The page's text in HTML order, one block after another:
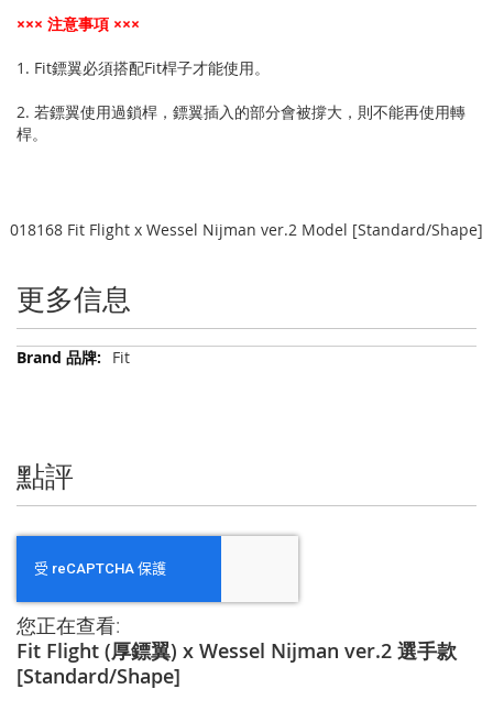
××× 注意事項 ×××
1. Fit鏢翼必須搭配Fit桿子才能使用。
2. 若鏢翼使用過鎖桿，鏢翼插入的部分會被撐大，則不能再使用轉
桿。
018168 Fit Flight x Wessel Nijman ver.2 Model [Standard/Shape]
更多信息
更
Fit
點評
您正在查看:
Fit Flight (厚鏢翼) x Wessel Nijman ver.2 選手款
[Standard/Shape]